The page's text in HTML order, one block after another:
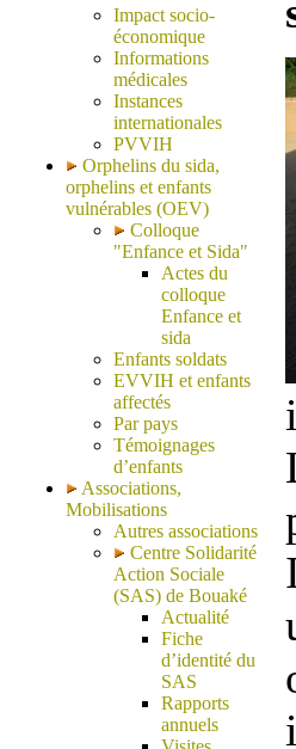
Impact socio-
économique
Informations
médicales
Instances
internationales
PVVIH
Orphelins du sida,
orphelins et enfants
vulnérables (OEV)
Colloque
"Enfance et Sida"
Actes du
colloque
Enfance et
sida
Enfants soldats
EVVIH et enfants
affectés
Par pays
Témoignages
d’enfants
Associations,
Mobilisations
Autres associations
Centre Solidarité
Action Sociale
(SAS) de Bouaké
Actualité
Fiche
d’identité du
SAS
Rapports
annuels